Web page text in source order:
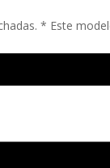
* Este